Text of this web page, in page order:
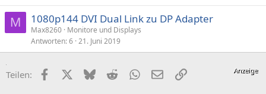
M 1080p144 DVI Dual Link zu DP Adapter
Max8260 Monitore und Displays
Antworten 6 21. Juni 2019
Teilen: FacebookX (Twitter)
BlueskyRedditWhatsApp
E-MailLink